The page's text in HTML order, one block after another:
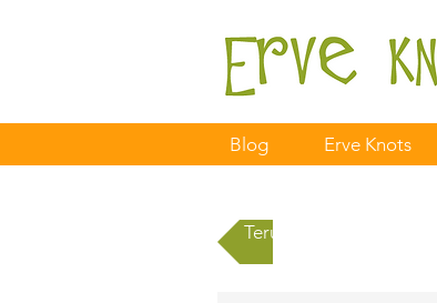
Blog Erve Knots
Terug naar alle berichten